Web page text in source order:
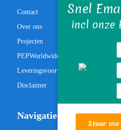
Contact
Over ons
Projecten
PEPWorldwide
Leveringsvoorwaarden
Disclaimer
Navigatie
Snel
incl onze
Stuur